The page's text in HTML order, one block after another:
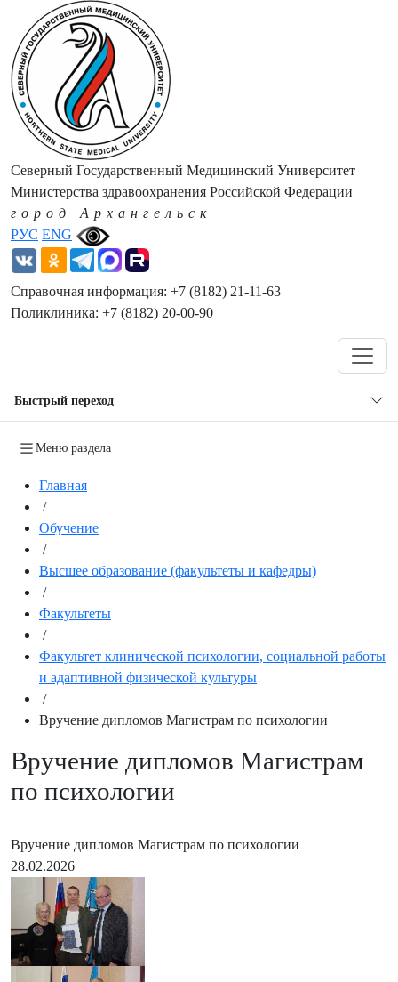
РУС ENG
Северный Государственный Медицинский Университет
Министерства здравоохранения Российской Федерации
город Архангельск
Справочная информация: +7 (8182) 21-11-63
Поликлиника: +7 (8182) 20-00-90
Быстрый переход
Меню раздела
Главная
/
Обучение
/
Высшее образование (факультеты и кафедры)
/
Факультеты
/
Факультет клинической психологии, социальной работы
и адаптивной физической культуры
/
Вручение дипломов Магистрам по психологии
Вручение дипломов Магистрам
по психологии
Вручение дипломов Магистрам по психологии
28.02.2026